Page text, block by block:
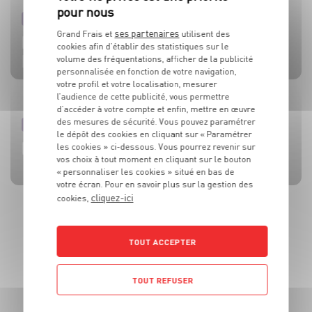
TOMATES
BRUSCHETTA FRAISES TOMATES MOZZA
ACTUALITE
L’HUILE QUI FAIT TOUTE LA DIFFÉRENCE !
BEAUFORT AOP
SALADE MOZZARELLA, PÊCHE ET AVOCAT
CÔTE DE BŒUF
CÔTE DE BOEUF AU ROQUEFORT
MOULES DE BOUCHOT AOP DE LA BAIE DU MONT-SAINT-
BROCHETTES DE SARDINES ET SAUCE À LA MENTHE
Grand Frais et ses partenaires utilisent des
cookies afin d’établir des statistiques sur le
volume des fréquentations, afficher de la publicité
personnalisée en fonction de votre navigation,
votre profil et votre localisation, mesurer
l’audience de cette publicité, vous permettre
d’accéder à votre compte et enfin, mettre en œuvre
des mesures de sécurité. Vous pouvez paramétrer
le dépôt des cookies en cliquant sur « Paramétrer
les cookies » ci-dessous. Vous pourrez revenir sur
vos choix à tout moment en cliquant sur le bouton
« personnaliser les cookies » situé en bas de
votre écran. Pour en savoir plus sur la gestion des
cookies, cliquez-ici
TOUT ACCEPTER
TOUT REFUSER